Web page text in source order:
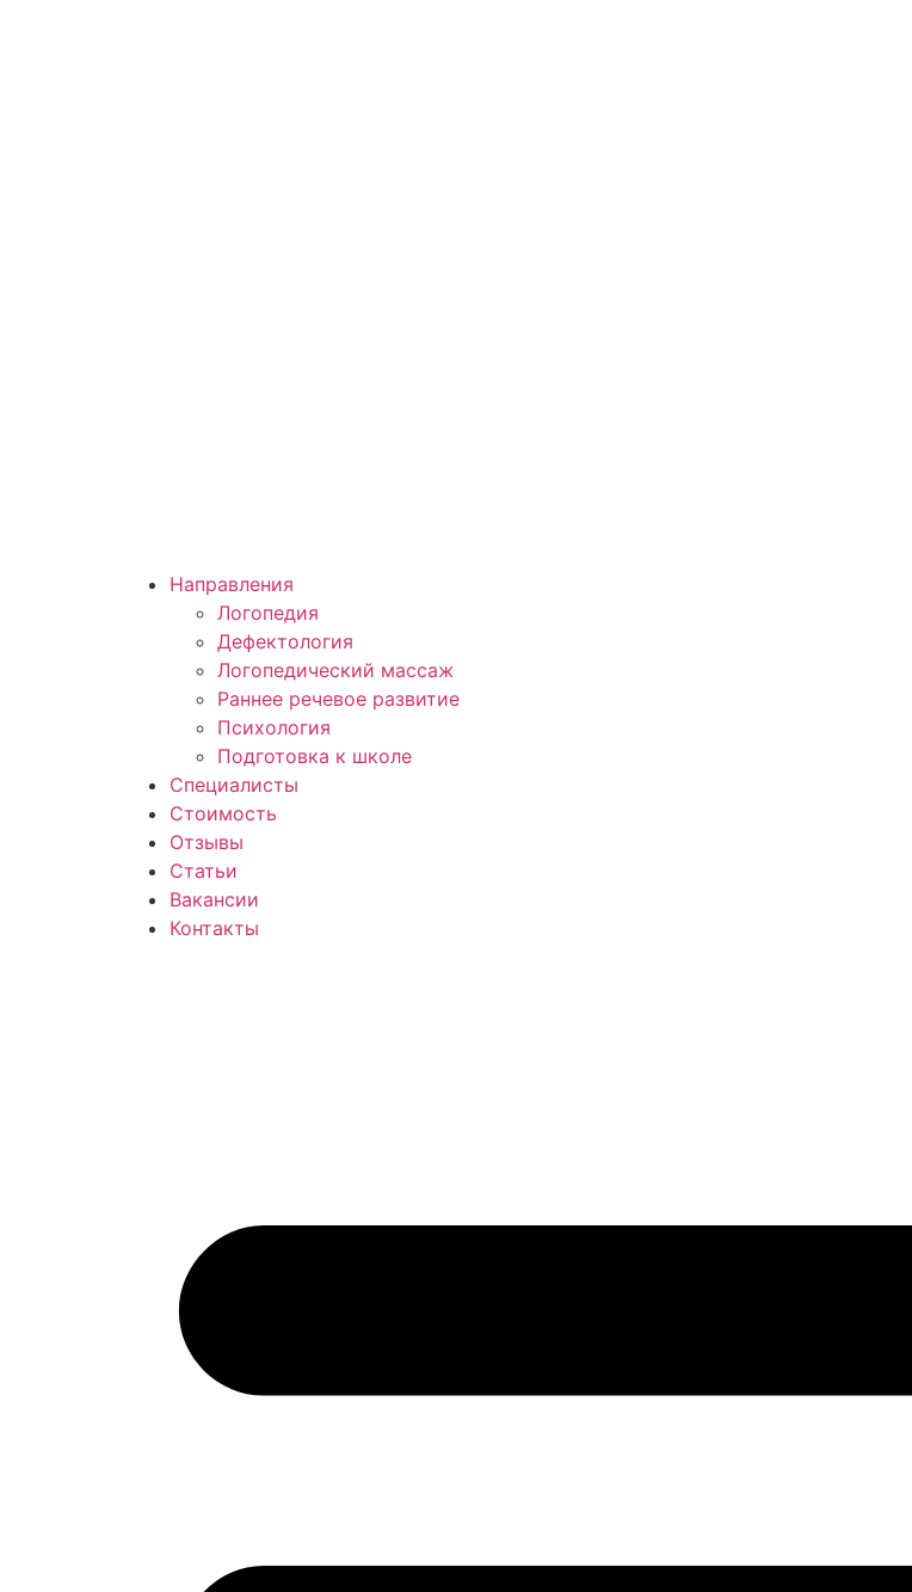
Направления
Логопедия
Дефектология
Логопедический массаж
Раннее речевое развитие
Психология
Подготовка к школе
Специалисты
Стоимость
Отзывы
Статьи
Вакансии
Контакты